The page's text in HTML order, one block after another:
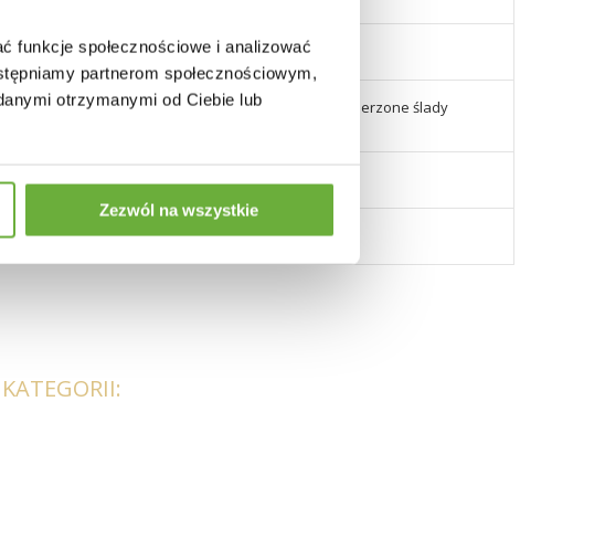
funkcje społecznościowe i analizować
partnerom społecznościowym,
otrzymanymi od Ciebie lub
Zezwól na wszystkie
mogą występować różnice kolorystyczne lub zamierzone ślady
tej serii.
sklepie (kod produktu - 36649G)